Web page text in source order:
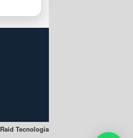
Raid Tecnologia